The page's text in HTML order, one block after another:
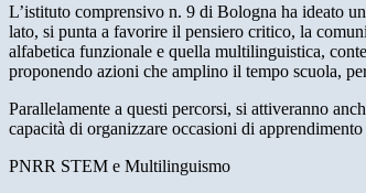
L’istituto comprensivo n. 9 di Bologna ha ideato
lato, si punta a favorire il pensiero critico, la
alfabetica funzionale e quella multilinguistica,
proponendo azioni che amplino il tempo scuola,
Parallelamente a questi percorsi, si attiveranno
capacità di organizzare occasioni di
PNRR STEM e Multilinguismo